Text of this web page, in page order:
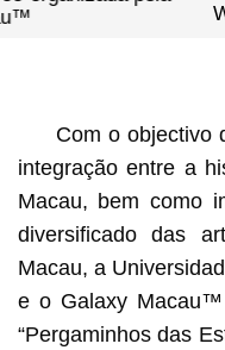
Workshop de arte
Estrelas –
Com o objectivo
integração entre a
Macau, bem como
diversificado das
Macau, a
e o Galaxy
“Pergaminhos das